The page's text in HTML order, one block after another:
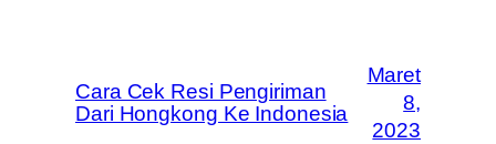
Cara Cek Resi Pengiriman
Dari Hongkong Ke Indonesia
Maret
8,
2023